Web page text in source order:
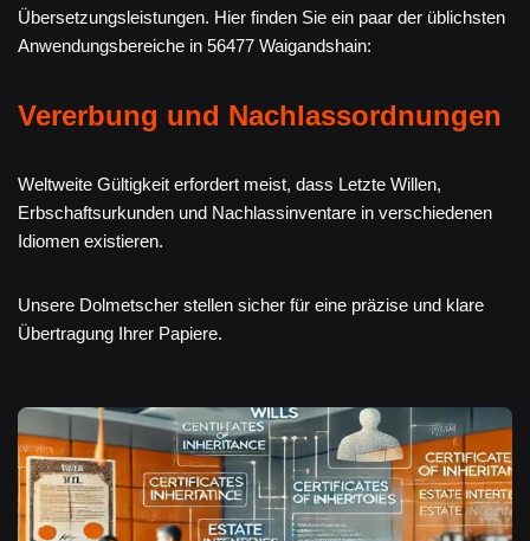
Übersetzungsleistungen. Hier finden Sie ein paar der üblichsten
Anwendungsbereiche in 56477 Waigandshain:
Vererbung und Nachlassordnungen
Weltweite Gültigkeit erfordert meist, dass Letzte Willen,
Erbschaftsurkunden und Nachlassinventare in verschiedenen
Idiomen existieren.
Unsere Dolmetscher stellen sicher für eine präzise und klare
Übertragung Ihrer Papiere.